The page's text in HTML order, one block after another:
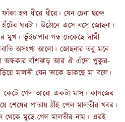
হল ধীরে ধীরে। যেন চেনা ছন্দে
ইঁটের ঘরটা। উঠোনে এসে বসে জোছনা।
মুখ। ভূঁইচাপার গন্ধ ঢেকেছে দামী
অসংখ্য আলো। জোছনার তবু মনে
অন্ধকার বাঁশঝাড় আর ঐ এঁদো পুকুর-
মালতী যেন তাকে ডাকছে মা বলে।
কেটে গেল আরো একটা মাস। কাগজের
শেষের পাতায় ঠাঁই পেল মালতীর খবর।
থেকে মুছে গেল মালতীর নাম। এরই